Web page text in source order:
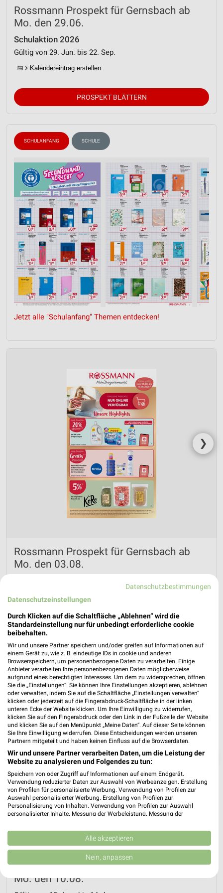
Rossmann Prospekt für Gernsbach ab
Mo. den 29.06.
Schulaktion 2026
Gültig von 29. Jun. bis 22. Sep.
📅 Kalendereintrag erstellen
PROSPEKT BLÄTTERN
SCHULANFANG SCHULE
Jetzt alle "Schulanfang" Themen entdecken!
❯
Rossmann Prospekt für Gernsbach ab
Mo. den 03.08.
❯
Rossmann Prospekt für Gernsbach ab
Mo. den 10.08.
Datenschutzbestimmungen
Datenschutzeinstellungen
Durch Klicken auf die Schaltfläche „Ablehnen“ wird die
Standardeinstellung nur für unbedingt erforderliche cookie
beibehalten.
Wir und unsere Partner speichern und/oder greifen auf Informationen auf
einem Gerät zu, wie z. B. eindeutige IDs in cookie und anderen
Browserspeichern, um personenbezogene Daten zu verarbeiten. Einige
Anbieter verarbeiten Ihre personenbezogenen Daten möglicherweise
aufgrund eines berechtigten Interesses. Um dem zu widersprechen, öffnen
Sie die „Einstellungen“. Sie können Ihre Einstellungen akzeptieren, ablehnen
oder verwalten, indem Sie auf die Schaltfläche „Einstellungen verwalten“
klicken oder jederzeit auf die Fingerabdruck-Schaltfläche in der linken
unteren Ecke der Website klicken. Um Ihre Einwilligung zu widerrufen,
klicken Sie auf den Fingerabdruck oder den Link in der Fußzeile der Website
und klicken Sie auf den Menüpunkt „Meine Daten“. Auf dieser Seite können
Sie Ihre Einwilligung widerrufen. Diese Entscheidungen werden unseren
Partnern mitgeteilt und haben keinen Einfluss auf die Browserdaten.
Wir und unsere Partner verarbeiten Daten, um die Leistung der
Website zu analysieren und Folgendes zu tun:
Speichern von oder Zugriff auf Informationen auf einem Endgerät.
Verwendung reduzierter Daten zur Auswahl von Werbeanzeigen. Erstellung
von Profilen für personalisierte Werbung. Verwendung von Profilen zur
Auswahl personalisierter Werbung. Erstellung von Profilen zur
Personalisierung von Inhalten. Verwendung von Profilen zur Auswahl
personalisierter Inhalte. Messung der Werbeleistung. Messung der
Kombinationen von Daten aus verschiedenen Quellen. Entwicklung und
Verbesserung der Angebote. Verwendung reduzierter Daten zur Auswahl
von Inhalten.
Daten können außerhalb der Europäischen Union weitergegeben und in die
Website/App.
Alle akzeptieren
Nein, anpassen